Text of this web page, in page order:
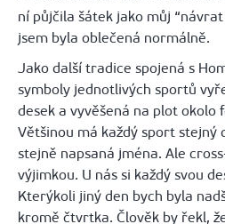
ní půjčila šátek jako můj
jsem byla oblečená normálně.
Jako další tradice spojená s
symboly jednotlivých sportů
desek a vyvěšená na plot okolo
Většinou má každý sport stejný
stejně napsaná jména. Ale cross
výjimkou. U nás si každý svou
Kterýkoli jiný den bych byla
kromě čtvrtka. Člověk by řekl,